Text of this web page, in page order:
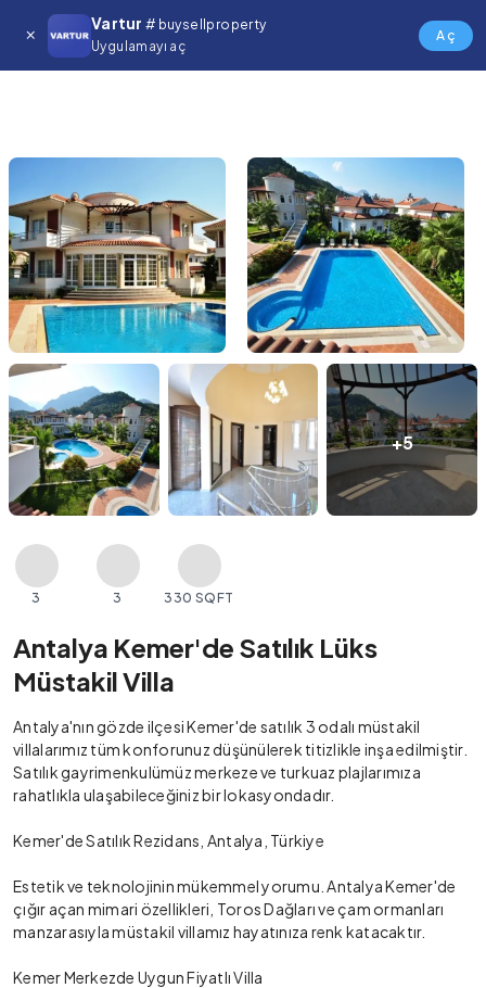
Vartur # buysellproperty
Uygulamayı aç
Aç
+5
3 3 330 SQFT
Antalya Kemer'de Satılık Lüks
Müstakil Villa
Antalya'nın gözde ilçesi Kemer'de satılık 3 odalı müstakil
villalarımız tüm konforunuz düşünülerek titizlikle inşa edilmiştir.
Satılık gayrimenkulümüz merkeze ve turkuaz plajlarımıza
rahatlıkla ulaşabileceğiniz bir lokasyondadır.
Kemer'de Satılık Rezidans, Antalya, Türkiye
Estetik ve teknolojinin mükemmel yorumu. Antalya Kemer'de
çığır açan mimari özellikleri, Toros Dağları ve çam ormanları
manzarasıyla müstakil villamız hayatınıza renk katacaktır.
Kemer Merkezde Uygun Fiyatlı Villa